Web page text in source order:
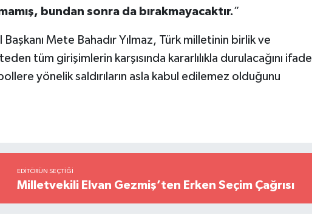
bundan sonra da bırakmayacaktır.”
Mete Bahadır Yılmaz, Türk milletinin birlik ve
tüm girişimlerin karşısında kararlılıkla durulacağını ifade
yönelik saldırıların asla kabul edilemez olduğunu
EDITÖRÜN SEÇTIĞI
Milletvekili Elvan Gezmiş’ten Erken Seçim Çağrısı